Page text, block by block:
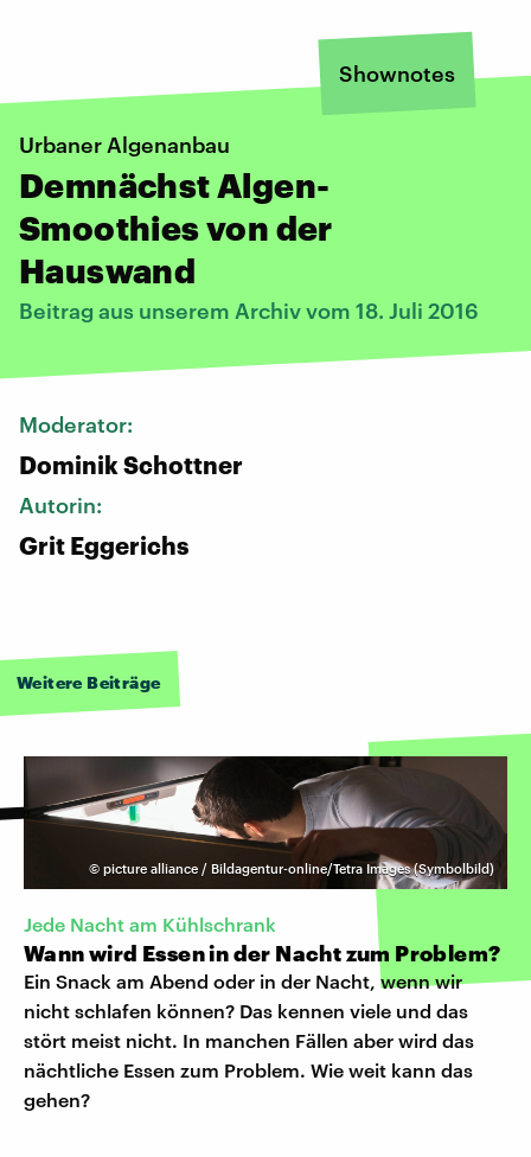
Shownotes
Urbaner Algenanbau
Demnächst Algen-
Smoothies von der
Hauswand
Beitrag aus unserem Archiv vom 18. Juli 2016
Moderator:
Dominik Schottner
Autorin:
Grit Eggerichs
Weitere Beiträge
© picture alliance / Bildagentur-online/Tetra Images (Symbolbild)
Jede Nacht am Kühlschrank
Wann wird Essen in der Nacht zum Problem?
Ein Snack am Abend oder in der Nacht, wenn wir
nicht schlafen können? Das kennen viele und das
stört meist nicht. In manchen Fällen aber wird das
nächtliche Essen zum Problem. Wie weit kann das
gehen?